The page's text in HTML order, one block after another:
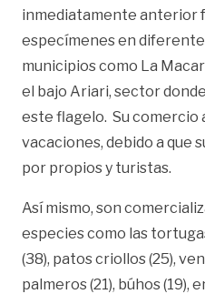
inmediatamente anterior
especímenes en
municipios como La
el bajo Ariari, sector
este flagelo. Su comercio
vacaciones, debido a que
por propios y turistas.
Así mismo, son
especies como las
(38), patos criollos (25),
palmeros (21), búhos (19),